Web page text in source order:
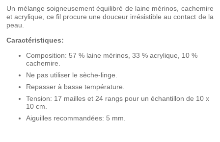
Un mélange soigneusement équilibré de laine mérinos, cachemire
et acrylique, ce fil procure une douceur irrésistible au contact de la
peau.
Caractéristiques:
Composition: 57 % laine mérinos, 33 % acrylique, 10 %
cachemire.
Ne pas utiliser le sèche-linge.
Repasser à basse température.
Tension: 17 mailles et 24 rangs pour un échantillon de 10 x
10 cm.
Aiguilles recommandées: 5 mm.